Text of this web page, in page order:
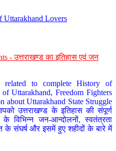
Uttarakhand Lovers
- उत्तराखण्ड का इतिहास एवं जन
to complete History of
Uttarakhand, Freedom Fighters
about Uttarakhand State Struggle
उत्तराखण्ड के इतिहास की संपूर्ण
विभिन्न जन-आन्दोलनों, स्वतंत्रता
के संघर्ष और इसमें हुए शहीदों के बारे में